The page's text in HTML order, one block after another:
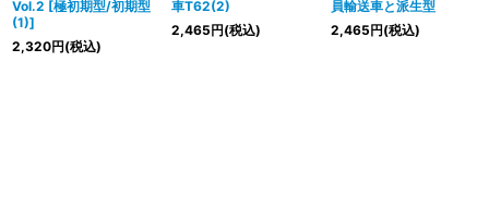
Vol.2 [極初期型/初期型
(1)]
2,320円(税込)
車T62(2)
2,465円(税込)
員輸送車と派生型
2,465円(税込)